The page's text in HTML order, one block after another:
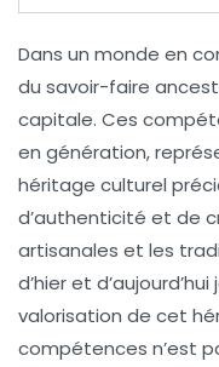
Dans un monde en
du savoir-faire
capitale. Ces
en génération,
héritage culturel
d’authenticité et de
artisanales et les
d’hier et
valorisation de cet
compétences n’est